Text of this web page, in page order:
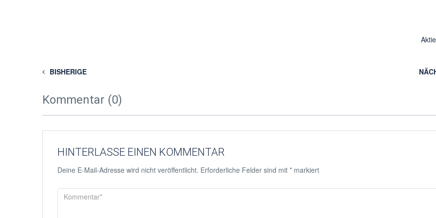
Aktie
BISHERIGE
Kommentar (0)
HINTERLASSE EINEN KOMMENTAR
Deine E-Mail-Adresse wird nicht veröffentlicht. Erforderliche Felder sind mit * markiert